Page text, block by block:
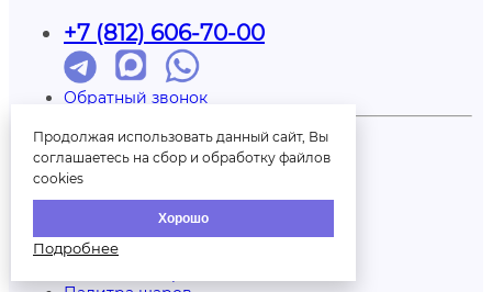
+7 (812) 606-70-00
Обратный звонок
Партнерам
Доставка
Отзывы
О нас
Вопрос/ответ
Продолжая использовать данный сайт, Вы
соглашаетесь на сбор и обработку файлов
cookies
Хорошо
Подробнее